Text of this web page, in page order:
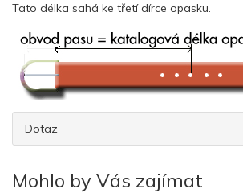
Tato délka sahá ke třetí dírce opasku.
Dotaz
Mohlo by Vás zajímat